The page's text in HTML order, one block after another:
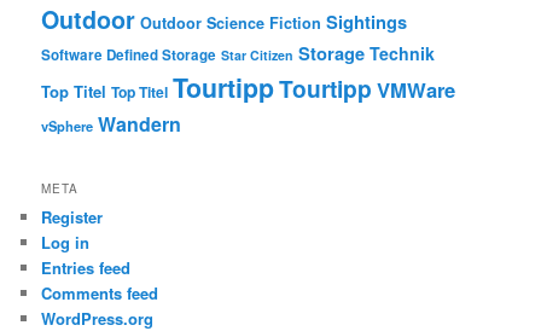
Outdoor Outdoor Science Fiction Sightings
Software Defined Storage Star Citizen Storage Technik
Top Titel Top Titel TourtippTourtipp VMWare
vSphere Wandern
META
Register
Log in
Entries feed
Comments feed
WordPress.org